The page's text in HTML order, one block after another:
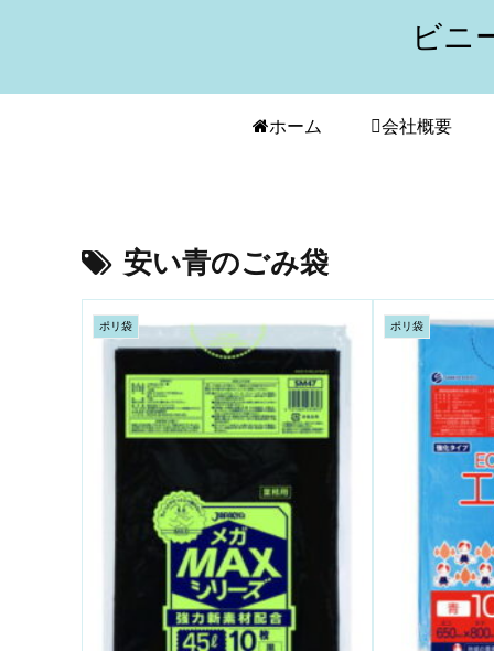
ビニ
ホーム 会社概要
安い青のごみ袋
ポリ袋 ポリ袋